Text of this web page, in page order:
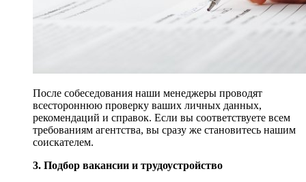
После собеседования наши менеджеры проводят
всестороннюю проверку ваших личных данных,
рекомендаций и справок. Если вы соответствуете всем
требованиям агентства, вы сразу же становитесь нашим
соискателем.
3. Подбор вакансии и трудоустройство